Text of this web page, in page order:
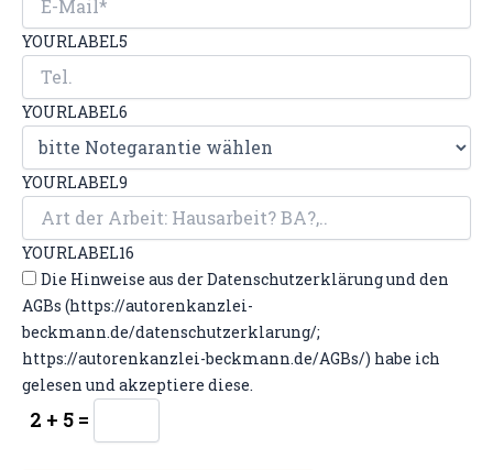
YOURLABEL5
YOURLABEL6
YOURLABEL9
YOURLABEL16
Die Hinweise aus der Datenschutzerklärung und den
AGBs (https://autorenkanzlei-
beckmann.de/datenschutzerklarung/;
https://autorenkanzlei-beckmann.de/AGBs/) habe ich
gelesen und akzeptiere diese.
2 + 5 =